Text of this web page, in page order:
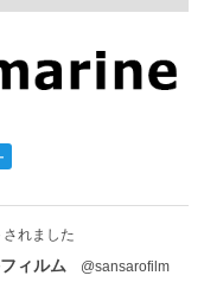
れました
ィルム
@sansarofilm